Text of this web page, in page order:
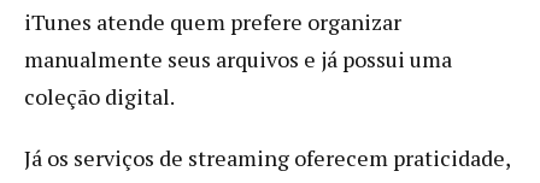
iTunes atende quem prefere organizar
manualmente seus arquivos e já possui uma
coleção digital.
Já os serviços de streaming oferecem praticidade,